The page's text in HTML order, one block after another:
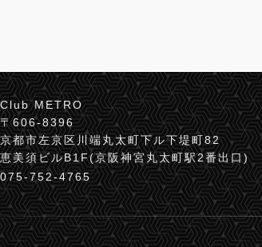
Club METRO
〒606-8396
京都市左京区川端丸太町下ル下堤町82
恵美須ビルB1F(京阪神宮丸太町駅2番出口)
075-752-4765